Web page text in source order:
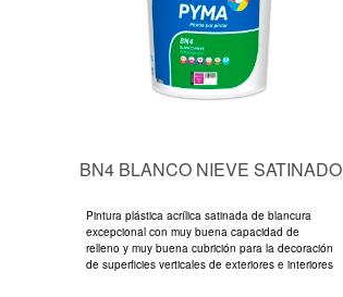
BN4 BLANCO NIEVE SATINADO
Pintura plástica acrílica satinada de blancura
excepcional con muy buena capacidad de
relleno y muy buena cubrición para la decoración
de superficies verticales de exteriores e interiores